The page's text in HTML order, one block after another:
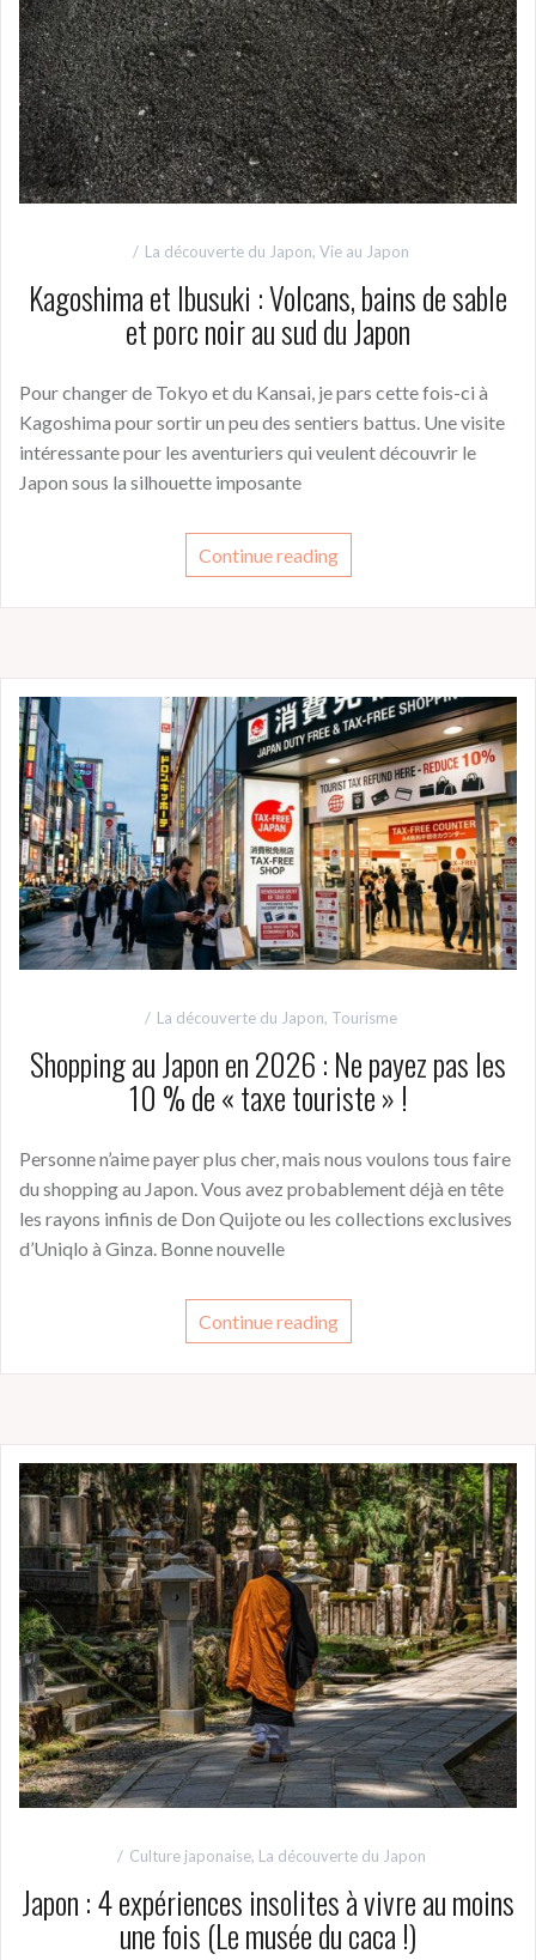
La découverte du Japon, Vie au Japon
Kagoshima et Ibusuki : Volcans, bains de sable
et porc noir au sud du Japon
Pour changer de Tokyo et du Kansai, je pars cette fois-ci à
Kagoshima pour sortir un peu des sentiers battus. Une visite
intéressante pour les aventuriers qui veulent découvrir le
Japon sous la silhouette imposante
Continue reading
La découverte du Japon, Tourisme
Shopping au Japon en 2026 : Ne payez pas les
10 % de « taxe touriste » !
Personne n’aime payer plus cher, mais nous voulons tous faire
du shopping au Japon. Vous avez probablement déjà en tête
les rayons infinis de Don Quijote ou les collections exclusives
d’Uniqlo à Ginza. Bonne nouvelle
Continue reading
Culture japonaise, La découverte du Japon
Japon : 4 expériences insolites à vivre au moins
une fois (Le musée du caca !)